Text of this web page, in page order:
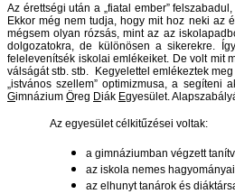
Az érettségi után a „fiatal ember”
Ekkor még nem tudja, hogy mit hoz neki az
mégsem olyan rózsás, mint az az
dolgozatokra, de különösen a sikerekre.
felelevenítsék iskolai emlékeiket. De volt mit
válságát stb. stb. Kegyelettel emlékeztek
„istvános szellem” optimizmusa, a
Gimnázium Öreg Diák Egyesület.
Az egyesület célkitűzései voltak:
a gimnáziumban végzett
az iskola nemes
az elhunyt tanárok és